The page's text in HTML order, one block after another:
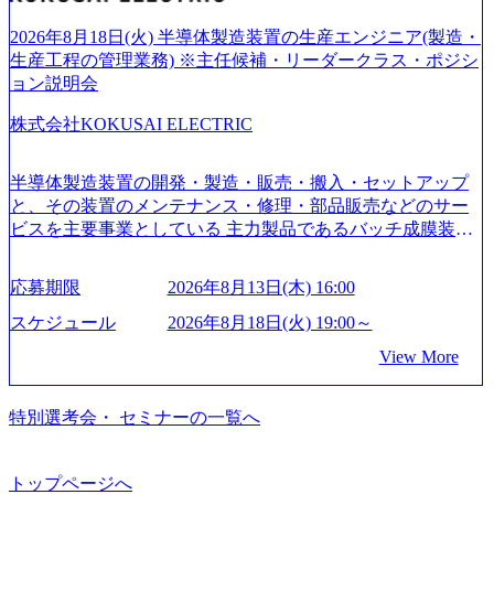
ていく”という位置づけ 一昔前は金融が強い企業として認知
されていたが、現在金融の売上割合は全体の3割。現在はTo
C事業を始め、パブリック、製造業、通信、エンタメ、教
はあるが、社員の興味のある分野やスキルを活用したいな
着けたい方でも幅広に経験を積みたい方でも、キャリア形
成が柔軟に可能な環境である。 https://storage.googleapis.com/
our-vision-production.appspot.com/public/images/20240925204135
_93b1bff3-f71c-4bc9-8bd9-72a8a4826007_1200x554.webp https://
mages/20250502152751_46c65543-87ef-4e86-a85a-8649e1c532f9
_956x512.webp https://storage.googleapis.com/our-vision-producti
on.appspot.com/public/images/20250502152804_ba6aaa1a-9ffc-4f
m/our-vision-production.appspot.com/public/images/202505021528
ング会社で、NRI、NTTDATAと同じく世界のFinTech Ranki
開発、運用保守と言った全工程を行う「一気通貫体制」が
特長 ビジネスへの深い理解を持つコンサルタントが集うXs
2026年8月18日(火) 半導体製造装置の生産エンジニア(製造・
生産工程の管理業務) ※主任候補・リーダークラス・ポジシ
ョン説明会
株式会社KOKUSAI ELECTRIC
半導体製造装置の開発・製造・販売・搬入・セットアップ
と、その装置のメンテナンス・修理・部品販売などのサー
ビスを主要事業としている 主力製品であるバッチ成膜装置
世界トップクラスのシェアを有している 技術と対話を通じ
て未来を創造し、社会課題の解決に貢献することを目指し
ている Mission:私たちの技術/私たちの対話 Vision:夢を未来
話 IoT社会の浸透、AIの加速等により半導体需要は世界中で
急伸長しており、それに伴い半導体製造装置の需要も伸長
中 https://storage.googleapis.com/our-vision-production.appspot.co
on-production.appspot.com/public/images/20260224131052_2abe7
cb8-329e-4a45-a8f5-73d9728b2cd7_1200x486.webp https://storag
応募期限
2026年8月13日(木) 16:00
スケジュール
2026年8月18日(火) 19:00～
View More
特別選考会・ セミナーの一覧へ
トップページへ